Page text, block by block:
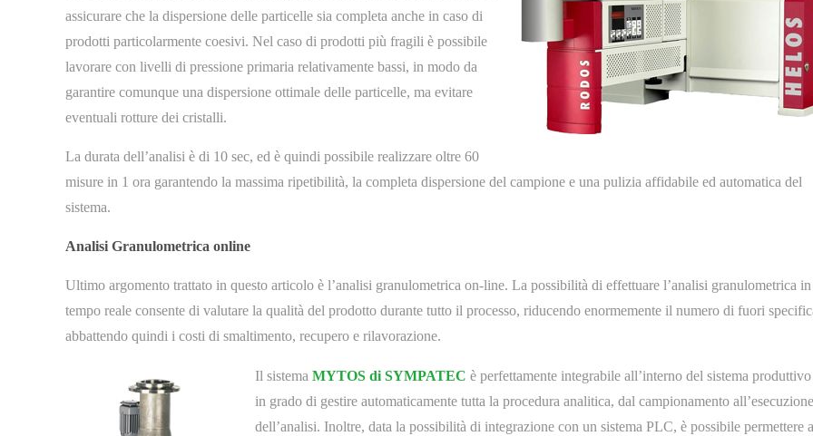
assicurare che la dispersione delle particelle sia completa anche in caso di
prodotti particolarmente coesivi. Nel caso di prodotti più fragili è possibile
lavorare con livelli di pressione primaria relativamente bassi, in modo da
garantire comunque una dispersione ottimale delle particelle, ma evitare
eventuali rotture dei cristalli.
La durata dell’analisi è di 10 sec, ed è quindi possibile realizzare oltre 60
misure in 1 ora garantendo la massima ripetibilità, la completa dispersione del campione e una pulizia affidabile ed automatica del
sistema.
Analisi Granulometrica online
Ultimo argomento trattato in questo articolo è l’analisi granulometrica on-line. La possibilità di effettuare l’analisi granulometrica in
tempo reale consente di valutare la qualità del prodotto durante tutto il processo, riducendo enormemente il numero di fuori
abbattendo quindi i costi di smaltimento, recupero e rilavorazione.
Il sistema MYTOS di SYMPATEC è perfettamente integrabile all’interno del sistema
in grado di gestire automaticamente tutta la procedura analitica, dal campionamento all’esecuzione
dell’analisi. Inoltre, data la possibilità di integrazione con un sistema PLC, è possibile permettere